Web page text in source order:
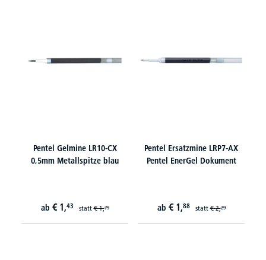
Pentel Gelmine LR10-CX
0,5mm Metallspitze blau
ab € 1,43 statt€ 1,79
Pentel Ersatzmine LRP7-AX
Pentel EnerGel Dokument
ab € 1,88 statt€ 2,29